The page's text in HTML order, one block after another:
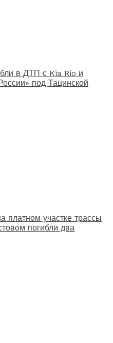
в ДТП с Kia Rio и
под Тацинской
участке трассы
погибли два